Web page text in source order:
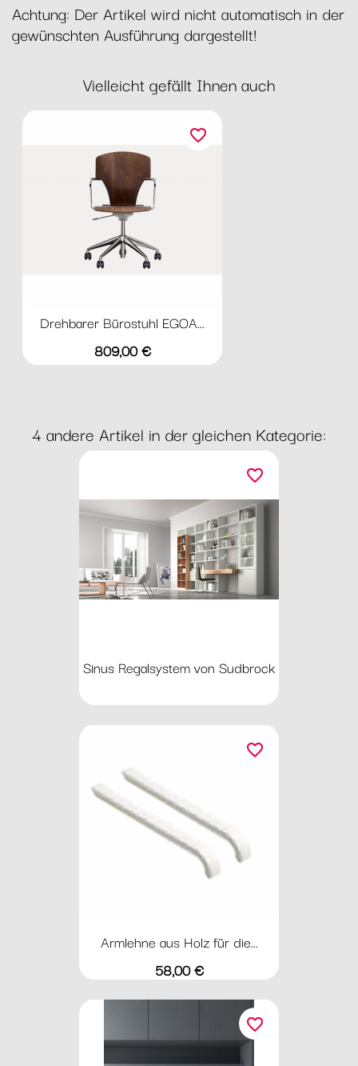
Achtung: Der Artikel wird nicht automatisch in der
gewünschten Ausführung dargestellt!
Vielleicht gefällt Ihnen auch
Drehbarer Bürostuhl EGOA...
Preis
809,00 €
favorite_border
4 andere Artikel in der gleichen Kategorie:
Sinus Regalsystem von Sudbrock
favorite_border
Armlehne aus Holz für die...
Preis
58,00 €
favorite_border
favorite_border